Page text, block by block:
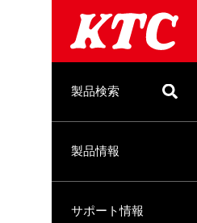
製品検索
製品情報
サポート情報